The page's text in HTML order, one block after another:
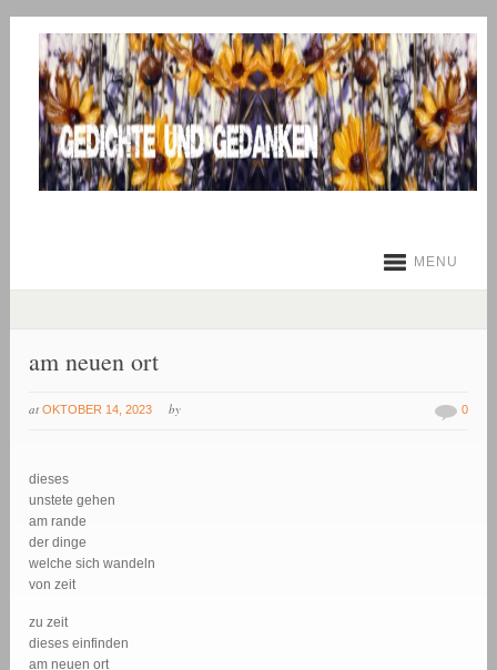
MENU
am neuen ort
at OKTOBER 14, 2023 by 0
dieses
unstete gehen
am rande
der dinge
welche sich wandeln
von zeit
zu zeit
dieses einfinden
am neuen ort